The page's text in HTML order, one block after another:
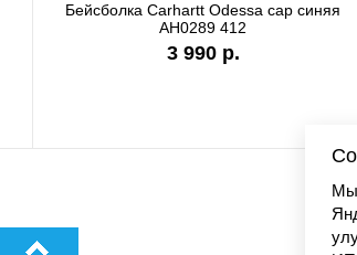
Бейсболка Carhartt Odessa cap синяя
AH0289 412
3 990 р.
Мы